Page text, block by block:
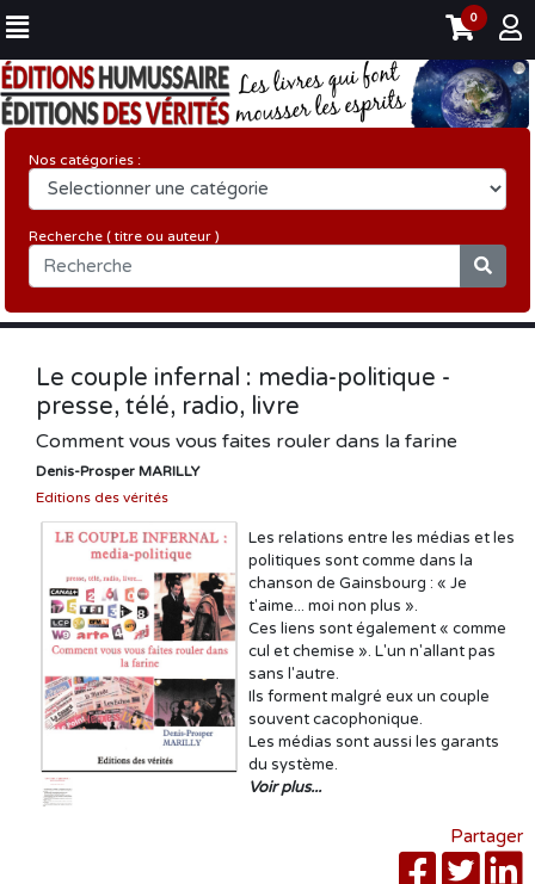
0
Nos catégories :
Recherche ( titre ou auteur )
Le couple infernal : media-politique -
presse, télé, radio, livre
Comment vous vous faites rouler dans la farine
Denis-Prosper MARILLY
Editions des vérités
Les relations entre les médias et les
politiques sont comme dans la
chanson de Gainsbourg : « Je
t'aime... moi non plus ».
Ces liens sont également « comme
cul et chemise ». L'un n'allant pas
sans l'autre.
Ils forment malgré eux un couple
souvent cacophonique.
Les médias sont aussi les garants
du système.
Voir plus...
Partager